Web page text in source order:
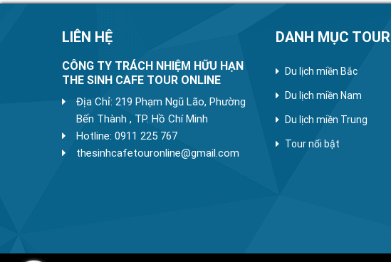
LIÊN HỆ
CÔNG TY TRÁCH NHIỆM HỮU HẠN
THE SINH CAFE TOUR ONLINE
Địa Chỉ: 219 Phạm Ngũ Lão, Phường
Bến Thành , TP. Hồ Chí Minh
Hotline: 0911 225 767
thesinhcafetouronline@gmail.com
DANH MỤC TOUR
Du lịch miền Bắc
Du lịch miền Nam
Du lịch miền Trung
Tour nổi bật